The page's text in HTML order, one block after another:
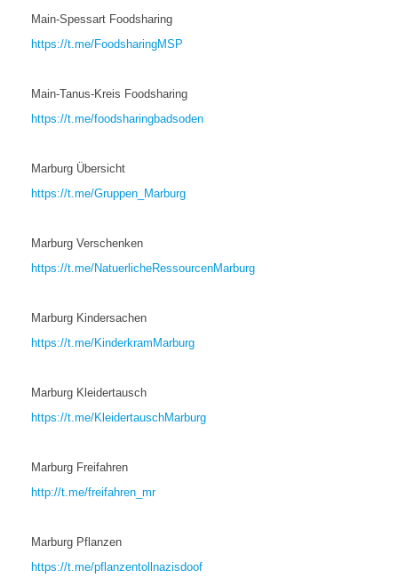
Main-Spessart Foodsharing
https://t.me/FoodsharingMSP
Main-Tanus-Kreis Foodsharing
https://t.me/foodsharingbadsoden
Marburg Übersicht
https://t.me/Gruppen_Marburg
Marburg Verschenken
https://t.me/NatuerlicheRessourcenMarburg
Marburg Kindersachen
https://t.me/KinderkramMarburg
Marburg Kleidertausch
https://t.me/KleidertauschMarburg
Marburg Freifahren
http://t.me/freifahren_mr
Marburg Pflanzen
https://t.me/pflanzentollnazisdoof